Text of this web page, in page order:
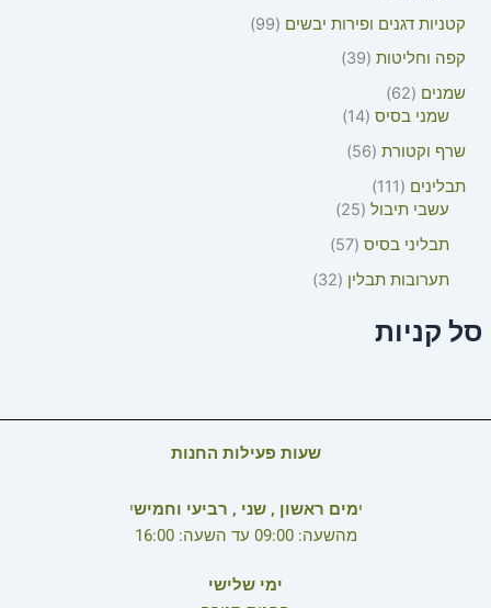
קטניות דגנים ופירות יבשים
99
קפה וחליטות 39
שמנים
62
שמני בסיס 14
שרף וקטורת 56
תבלינים
111
עשבי תיבול 25
תבליני בסיס 57
תערובות תבלין
32
סל קניות
שעות פעילות החנות
ימים ראשון , שני , רביעי וחמישי
מהשעה: 09:00 עד השעה: 16:00
ימי שלישי